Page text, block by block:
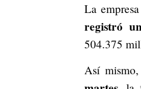
La
registró
504.375
Así mismo,